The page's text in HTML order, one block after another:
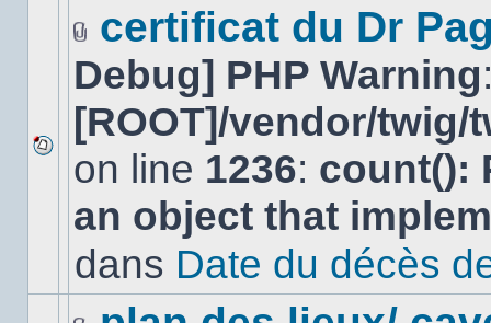
sujet.
Aucun
nouveau
message
non-
dans
joint(s)
certificat du Dr
Debug] PHP Warning
[ROOT]/vendor/
on line 1236: count():
an object that
dans Date du décès